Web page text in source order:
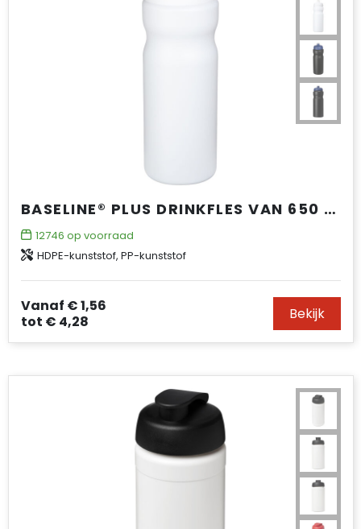
BASELINE® PLUS DRINKFLES VAN 650 ML
12746 op voorraad
HDPE-kunststof, PP-kunststof
Vanaf € 1,56
tot € 4,28 Bekijk